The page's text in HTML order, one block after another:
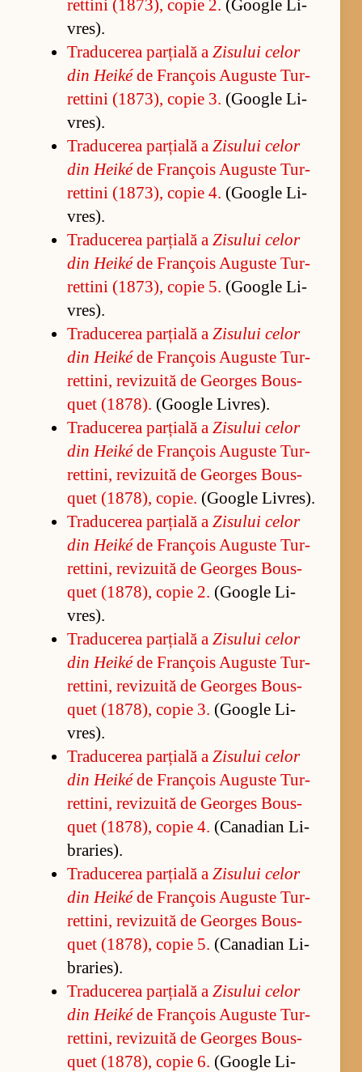
ret­tini (1873), co­pie 2. (Go­o­gle Li­
vres).
Tra­du­ce­rea par­ți­ală a Zi­su­lui ce­lor
din Heikéde François Au­guste Tur­
ret­tini (1873), co­pie 3. (Go­o­gle Li­
vres).
Tra­du­ce­rea par­ți­ală a Zi­su­lui ce­lor
din Heikéde François Au­guste Tur­
ret­tini (1873), co­pie 4. (Go­o­gle Li­
vres).
Tra­du­ce­rea par­ți­ală a Zi­su­lui ce­lor
din Heikéde François Au­guste Tur­
ret­tini (1873), co­pie 5. (Go­o­gle Li­
vres).
Tra­du­ce­rea par­ți­ală a Zi­su­lui ce­lor
din Heikéde François Au­guste Tur­
ret­ti­ni, re­vi­zu­ită de Ge­or­ges Bo­us­
quet (1878). (Go­o­gle Li­vres).
Tra­du­ce­rea par­ți­ală a Zi­su­lui ce­lor
din Heikéde François Au­guste Tur­
ret­ti­ni, re­vi­zu­ită de Ge­or­ges Bo­us­
quet (1878), co­pie. (Go­o­gle Li­vres).
Tra­du­ce­rea par­ți­ală a Zi­su­lui ce­lor
din Heikéde François Au­guste Tur­
ret­ti­ni, re­vi­zu­ită de Ge­or­ges Bo­us­
quet (1878), co­pie 2. (Go­o­gle Li­
vres).
Tra­du­ce­rea par­ți­ală a Zi­su­lui ce­lor
din Heikéde François Au­guste Tur­
ret­ti­ni, re­vi­zu­ită de Ge­or­ges Bo­us­
quet (1878), co­pie 3. (Go­o­gle Li­
vres).
Tra­du­ce­rea par­ți­ală a Zi­su­lui ce­lor
din Heikéde François Au­guste Tur­
ret­ti­ni, re­vi­zu­ită de Ge­or­ges Bo­us­
quet (1878), co­pie 4. (Can­a­dian Li­
bra­ries).
Tra­du­ce­rea par­ți­ală a Zi­su­lui ce­lor
din Heikéde François Au­guste Tur­
ret­ti­ni, re­vi­zu­ită de Ge­or­ges Bo­us­
quet (1878), co­pie 5. (Can­a­dian Li­
bra­ries).
Tra­du­ce­rea par­ți­ală a Zi­su­lui ce­lor
din Heikéde François Au­guste Tur­
ret­ti­ni, re­vi­zu­ită de Ge­or­ges Bo­us­
quet (1878), co­pie 6. (Go­o­gle Li­